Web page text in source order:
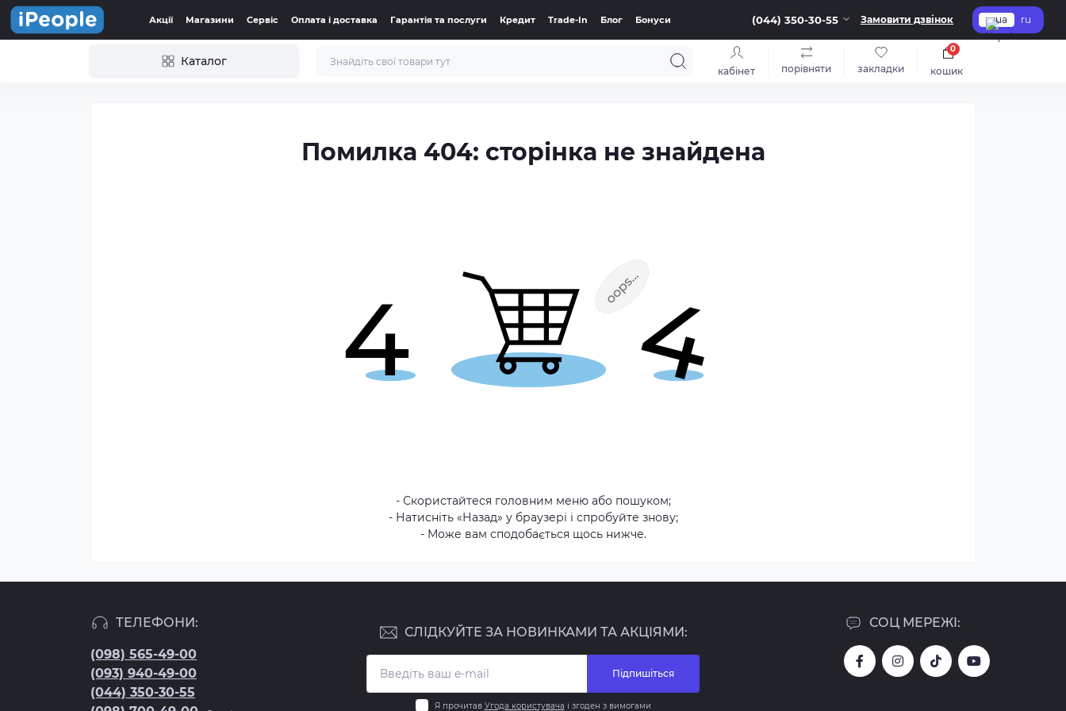
Акції Магазини Сервіс Оплата і доставка Гарантія та послуги Кредит Trade-In Блог Бонуси (044) 350-30-55 Замовити дзвінок ua ru
Каталог
кабінет порівняти закладки кошик
0
Помилка 404: сторінка не знайдена
- Скористайтеся головним меню або пошуком;
- Натисніть «Назад» у браузері і спробуйте знову;
- Може вам сподобається щось нижче.
ТЕЛЕФОНИ:
(098) 565-49-00
(093) 940-49-00
(044) 350-30-55
СОЦ МЕРЕЖІ:
СЛІДКУЙТЕ ЗА НОВИНКАМИ ТА АКЦІЯМИ:
Підпишіться
Я прочитав Угода користувача і згоден з вимогами